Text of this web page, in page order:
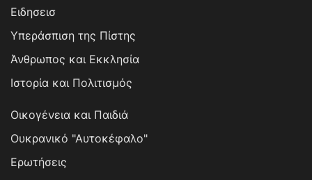
Ειδησεισ
Υπεράσπιση της Πίστης
Άνθρωπος και Εκκλησία
Ιστορία και Πολιτισμός
Οικογένεια και Παιδιά
Ουκρανικό "Αυτοκέφαλο"
Ερωτήσεις